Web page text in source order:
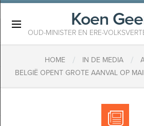
Koen
OUD-MINISTER EN ERE-
HOME / IN DE MEDIA /
BELGIË OPENT GROTE AANVAL OP